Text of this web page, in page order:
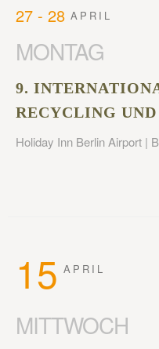
27 - 28 APRIL
MONTAG
9.
RECYCLING
Holiday Inn Berlin Airport |
15 APRIL
MITTWOCH